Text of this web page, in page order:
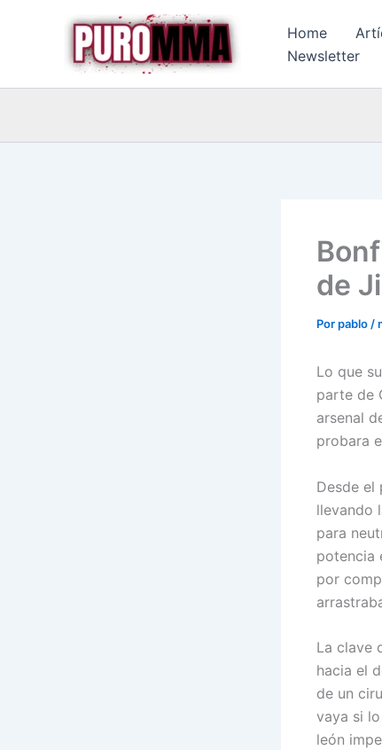
Home
Newsletter
de
Porpablo /
Lo que
parte de
arsenal
probara
Desde el
llevando
para
potencia
por
La clave
hacia el
de un
vaya si
león